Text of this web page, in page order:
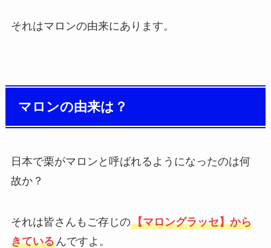
それはマロンの由来にあります。
マロンの由来は？
日本で栗がマロンと呼ばれるようになったのは何
故か？
それは皆さんもご存じの【マロングラッセ】から
きているんですよ。